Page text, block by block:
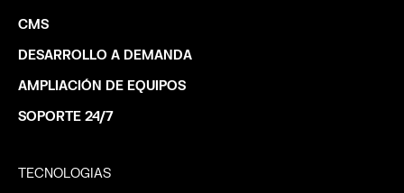
CMS
DESARROLLO A DEMANDA
AMPLIACIÓN DE EQUIPOS
SOPORTE 24/7
TECNOLOGIAS